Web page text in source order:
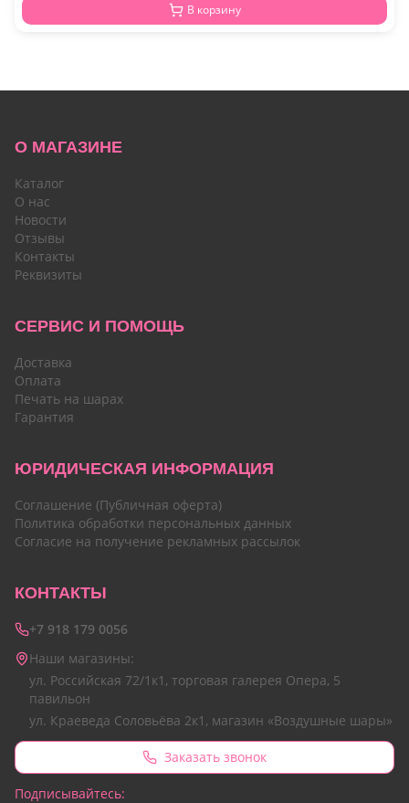
В корзину
О МАГАЗИНЕ
Каталог
О нас
Новости
Отзывы
Контакты
Реквизиты
СЕРВИС И ПОМОЩЬ
Доставка
Оплата
Печать на шарах
Гарантия
ЮРИДИЧЕСКАЯ ИНФОРМАЦИЯ
Соглашение (Публичная оферта)
Политика обработки персональных данных
Согласие на получение рекламных рассылок
КОНТАКТЫ
+7 918 179 0056
Наши магазины:
ул. Российская 72/1к1, торговая галерея Опера, 5
павильон
ул. Краеведа Соловьёва 2к1, магазин «Воздушные шары»
Заказать звонок
Подписывайтесь: